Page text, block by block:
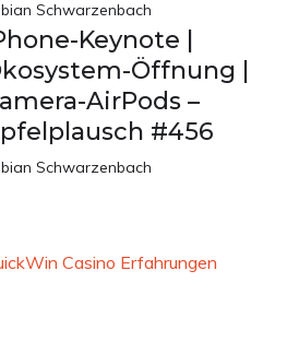
Schwarzenbach
Keynote |
Öffnung |
AirPods –
#456
Schwarzenbach
Casino Erfahrungen